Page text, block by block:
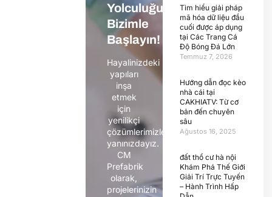
Yolculuğunuza
Bizimle
Başlayın!
Hayalinizdeki
yapıları
inşa
etmek
için
yenilikçi
çözümlerimizle
yanınızdayız.
CM
Prefabrik
olarak,
projelerinizin
Tìm hiểu giải pháp
mã hóa dữ liệu đầu
cuối được áp dụng
tại Các Trang Cá
Độ Bóng Đá Lớn
Temmuz 7, 2026
Hướng dẫn đọc kèo
nhà cái tại
CAKHIATV: Từ cơ
bản đến chuyên
sâu
Ağustos 16, 2025
đất thổ cư hà nội
Khám Phá Thế Giới
Giải Trí Trực Tuyến
– Hành Trình Hấp